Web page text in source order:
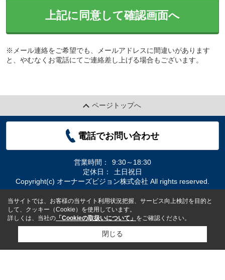
上記に同意して確認画面へ
※メール連絡をご希望でも、メールアドレスに間違いがあります
と、やむなくお電話にてご連絡差し上げる場合もございます。
ページトップへ
電話でお問い合わせ
営業時間：
9:30～18:30
定休日：
土日祝日
Copyright(c) オーナーズビジョン株式会社 All rights reserved.
当サイトでは、お客様の当サイト利用状況把握、サービス向上検討を目的と
して、クッキー（Cookie）を使用しています。
詳しくは、当社の 「Cookieの取扱いについて」 をご確認ください。
閉じる